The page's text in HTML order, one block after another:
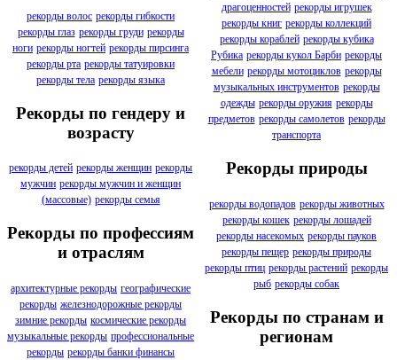
рекорды волос рекорды гибкости
рекорды глаз рекорды груди рекорды
ноги рекорды ногтей рекорды пирсинга
рекорды рта рекорды татуировки
рекорды тела рекорды языка
Рекорды по гендеру и
возрасту
рекорды детей рекорды женщин рекорды
мужчин рекорды мужчин и женщин
(массовые) рекорды семья
Рекорды по профессиям
и отраслям
архитектурные рекорды географические
рекорды железнодорожные рекорды
зимние рекорды космические рекорды
музыкальные рекорды профессиональные
рекорды рекорды банки финансы
драгоценностей рекорды игрушек
рекорды книг рекорды коллекций
рекорды кораблей рекорды кубика
Рубика рекорды кукол Барби рекорды
мебели рекорды мотоциклов рекорды
музыкальных инструментов рекорды
одежды рекорды оружия рекорды
предметов рекорды самолетов рекорды
транспорта
Рекорды природы
рекорды водопадов рекорды животных
рекорды кошек рекорды лошадей
рекорды насекомых рекорды пауков
рекорды пещер рекорды природы
рекорды птиц рекорды растений рекорды
рыб рекорды собак
Рекорды по странам и
регионам